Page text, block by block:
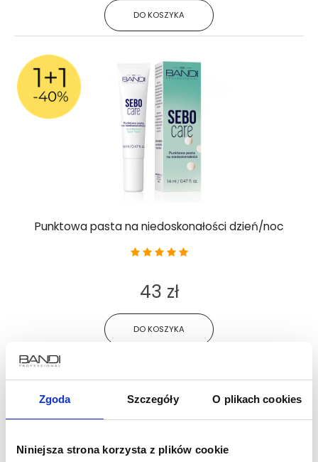
Zgoda Szczegóły O plikach cookies
Niniejsza strona korzysta z plików cookie
DO KOSZYKA
Punktowa pasta na niedoskonałości dzień/noc
DO KOSZYKA
43 zł